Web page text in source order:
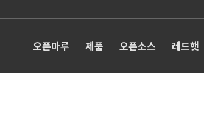
오픈마루 제품 오픈소스 레드햇